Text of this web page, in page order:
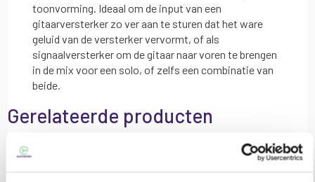
toonvorming. Ideaal om de input van een
gitaarversterker zo ver aan te sturen dat het ware
geluid van de versterker vervormt, of als
signaalversterker om de gitaar naar voren te brengen
in de mix voor een solo, of zelfs een combinatie van
beide.
Gerelateerde producten
Selecteer items om ze aan het mandje toe te voegen of